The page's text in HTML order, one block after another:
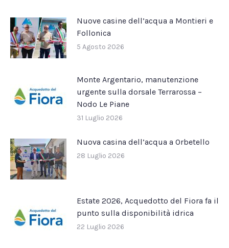
Nuove casine dell’acqua a Montieri e
Follonica
5 Agosto 2026
Monte Argentario, manutenzione
urgente sulla dorsale Terrarossa –
Nodo Le Piane
31 Luglio 2026
Nuova casina dell’acqua a Orbetello
28 Luglio 2026
Estate 2026, Acquedotto del Fiora fa il
punto sulla disponibilità idrica
22 Luglio 2026